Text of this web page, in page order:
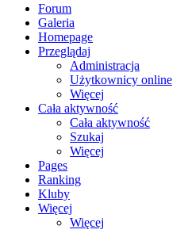
Forum
Galeria
Homepage
Przeglądaj
Administracja
Użytkownicy online
Więcej
Cała aktywność
Cała aktywność
Szukaj
Więcej
Pages
Ranking
Kluby
Więcej
Więcej